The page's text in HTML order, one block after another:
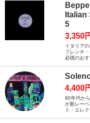
5
3,350
イタリア
フレンチ
必聴のおす
4,400
90年代か
が新レー
ト・エレ